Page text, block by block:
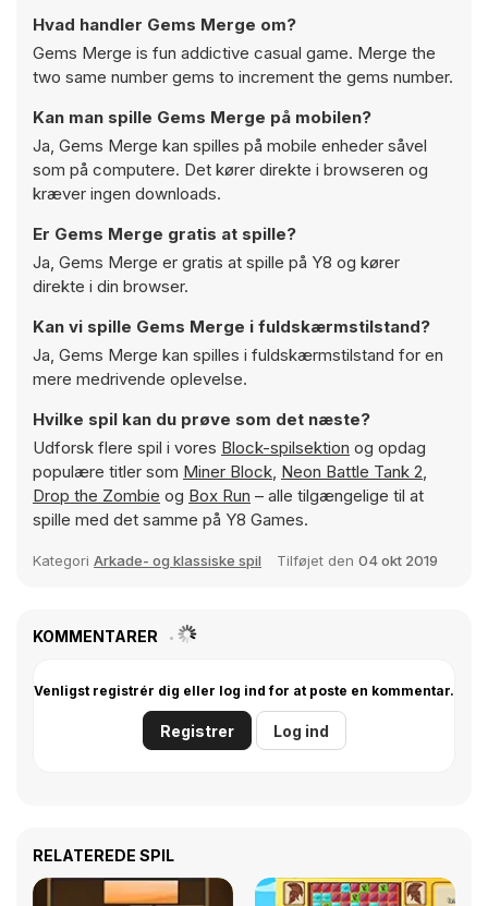
Hvad handler Gems Merge om?
Gems Merge is fun addictive casual game. Merge the
two same number gems to increment the gems number.
Kan man spille Gems Merge på mobilen?
Ja, Gems Merge kan spilles på mobile enheder såvel
som på computere. Det kører direkte i browseren og
kræver ingen downloads.
Er Gems Merge gratis at spille?
Ja, Gems Merge er gratis at spille på Y8 og kører
direkte i din browser.
Kan vi spille Gems Merge i fuldskærmstilstand?
Ja, Gems Merge kan spilles i fuldskærmstilstand for en
mere medrivende oplevelse.
Hvilke spil kan du prøve som det næste?
Udforsk flere spil i vores Block-spilsektion og opdag
populære titler som Miner Block, Neon Battle Tank 2,
Drop the Zombie og Box Run – alle tilgængelige til at
spille med det samme på Y8 Games.
Kategori Arkade- og klassiske spil Tilføjet den 04 okt 2019
KOMMENTARER
Venligst registrér dig eller log ind for at poste en kommentar.
Registrer Log ind
RELATEREDE SPIL